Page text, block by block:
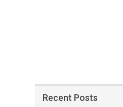
Recent Posts